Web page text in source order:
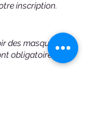
inscription.
des masques
obligatoires et